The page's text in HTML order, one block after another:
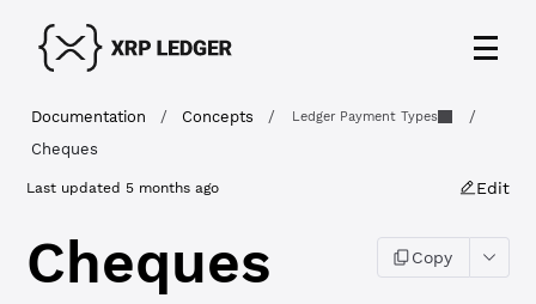
Documentation / Concepts / Ledger Payment Types
/
Cheques
Last updated 5 months ago Edit
Cheques Copy